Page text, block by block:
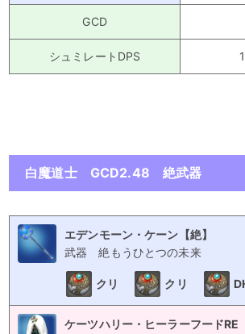
GCD
シュミレートDPS
白魔道士 GCD2.48 絶武器
エデンモーン・ケーン【絶】
武器
絶もうひとつの未来
クリ クリ
ケーツハリー・ヒーラーフードRE